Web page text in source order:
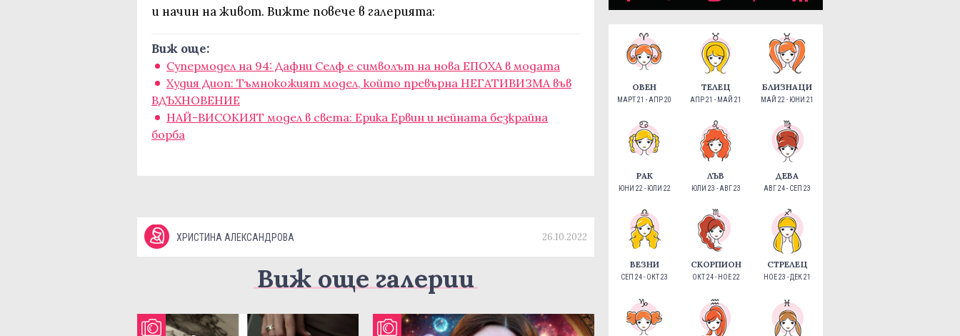
и начин на живот. Вижте повече в галерията:
Виж още:
Супермодел на 94: Дафни Селф е символът на нова ЕПОХА в модата
Худия Диоп: Тъмнокожият модел, който превърна НЕГАТИВИЗМА във
ВДЪХНОВЕНИЕ
НАЙ-ВИСОКИЯТ модел в света: Ерика Ервин и нейната безкрайна
борба
ХРИСТИНА АЛЕКСАНДРОВА 26.10.2022
Виж още галерии
ОВЕН
МАРТ 21 - АПР 20
ТЕЛЕЦ
АПР 21 - МАЙ 21
БЛИЗНАЦИ
МАЙ 22 - ЮНИ 21
РАК
ЮНИ 22 - ЮЛИ 22
ЛЪВ
ЮЛИ 23 - АВГ 23
ДЕВА
АВГ 24 - СЕП 23
ВЕЗНИ
СЕП 24 - ОКТ 23
СКОРПИОН
ОКТ 24 - НОЕ 22
СТРЕЛЕЦ
НОЕ 23 - ДЕК 21